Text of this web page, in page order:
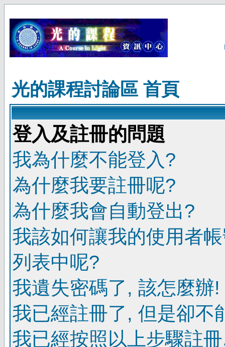
光的課程討論區 首頁
登入及註冊的問題
我為什麼不能登入?
為什麼我要註冊呢?
為什麼我會自動登出?
我該如何讓我的使用者
列表中呢?
我遺失密碼了, 該怎麼辦!
我已經註冊了, 但是卻不
我已經按照以上步驟註